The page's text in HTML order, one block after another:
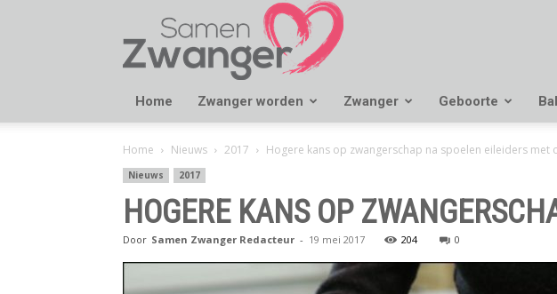
Samen
Zwanger
Home Zwanger worden Zwanger Geboorte
Home Nieuws 2017 Hogere kans op zwangerschap na spoelen eileiders met
Nieuws 2017
HOGERE KANS OP
Door Samen Zwanger Redacteur - 19 mei 2017 204 0